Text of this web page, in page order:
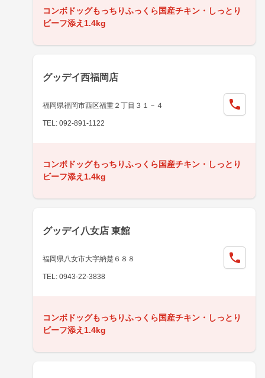
コンボドッグもっちりふっくら国産チキン・しっとり
ビーフ添え1.4kg
グッデイ西福岡店
福岡県福岡市西区福重２丁目３１－４
TEL: 092-891-1122
コンボドッグもっちりふっくら国産チキン・しっとり
ビーフ添え1.4kg
グッデイ八女店 東館
福岡県八女市大字納楚６８８
TEL: 0943-22-3838
コンボドッグもっちりふっくら国産チキン・しっとり
ビーフ添え1.4kg